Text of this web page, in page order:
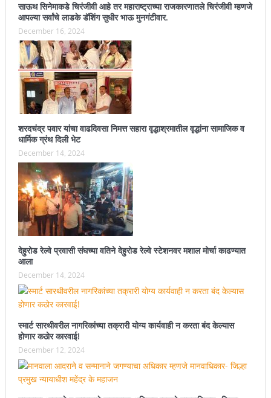
साऊथ सिनेमाकडे चिरंजीवी आहे तर महाराष्ट्राच्या राजकारणातले चिरंजीवी म्हणजे
आपल्या सर्वांचे लाडके डॅशिंग सुधीर भाऊ मुनगंटीवार.
December 16, 2024
शरदचंद्र पवार यांचा वाढदिवसा निमत्त सहारा वृद्धाश्रमातील वृद्धांना सामाजिक व
धार्मिक ग्रंथ दिली भेट
December 14, 2024
देहुरोड रेल्वे प्रवासी संघच्या वतिने देहुरोड रेल्वे स्टेशनवर मशाल मोर्चा काढण्यात
आला
December 14, 2024
स्मार्ट सारथीवरील नागरिकांच्या तक्रारी योग्य कार्यवाही न करता बंद केल्यास
होणार कठोर कारवाई!
December 12, 2024